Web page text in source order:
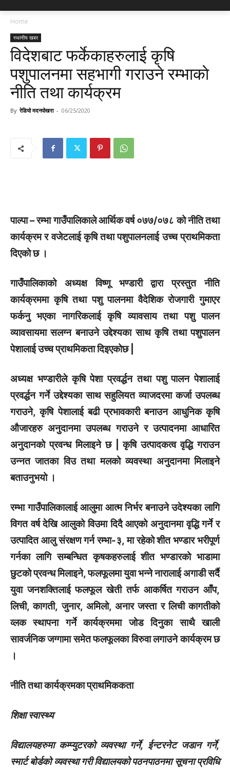
Home
स्थानीय खबर
विदेशबाट फर्केकाहरुलाई कृषि
पशुपालनमा सहभागी गराउने रम्भाकाे
नीति तथा कार्यक्रम
By रेडियो मदनपोखरा - 06/25/2020
पाल्पा – रम्भा गाउँपालिकाले आर्थिक वर्ष ०७७/०७८ को नीति तथा
कार्यक्रम र वजेटलाई कृषि तथा पशुपालनलाई उच्च प्राथमिकता
दिएको छ ।
गाउँपालिकाको अध्यक्ष विष्णू भण्डारी द्वारा प्रस्तुत नीति
कार्यक्रममा कृषि तथा पशु पालनमा वैदेशिक रोजगारी गुमाएर
फर्कनु भएका नागरिकलाई कृषि व्यावसाय तथा पशु पालन
व्यावसायमा सलग्न बनाउने उद्देश्यका साथ कृषि तथा पशुपालन
पेशालाई उच्च प्राथमिकता दिइएकोछ |
अध्यक्ष भण्डारीले कृषि पेशा प्रवर्द्धन तथा पशु पालन पेशालाई
प्रवर्द्धन गर्ने उद्देश्यका साथ सहुलियत व्याजदरमा कर्जा उपलब्ध
गराउने, कृषि पेशालाई बढी प्रभावकारी बनाउन आधुनिक कृषि
औजारहरु अनुदानमा उपलब्ध गराउने र उत्पादनमा आधारित
अनुदानको प्रवन्ध मिलाइने छ | कृषि उत्पादकत्व वृद्धि गराउन
उन्नत जातका विउ तथा मलको व्यवस्था अनुदानमा मिलाइने
बताउनुभयो ।
रम्भा गाउँपालिकालाई आलुमा आत्म निर्भर बनाउने उदेश्यका लागि
विगत वर्ष देखि आलुको विउमा दिदै आएको अनुदानमा वृद्धि गर्ने र
उत्पादित आलु संरक्षण गर्न रम्भा-३, मा रहेको शीत भण्डार भरीपूर्ण
गर्नका लागि सम्बन्धित कृषकहरुलाई शीत भण्डारको भाडामा
छुटको प्रवन्ध मिलाइने, फलफूलमा युवा भन्ने नारालाई अगाडी सर्दै
युवा जनशक्तिलाई फलफूल खेती तर्फ आकर्षित गराउन आँप,
लिची, कागती, जुनार, अमिलो, अनार जस्ता र लिची कागतीको
व्लक स्थापना गर्ने कार्यक्रममा जोड दिनुका साथै खाली
सावर्जनिक जग्गामा समेत फलफूलका विरुवा लगाउने कार्यक्रम छ
।
नीति तथा कार्यक्रमका प्राथमिककता
शिक्षा स्वास्थ्य
विद्यालयहरुमा कम्प्युटरको व्यवस्था गर्ने, ईन्टरनेट जडान गर्ने,
स्मार्ट बोर्डको व्यवस्था गरी विद्यालयको पठनपाठनमा सूचना प्रविधि